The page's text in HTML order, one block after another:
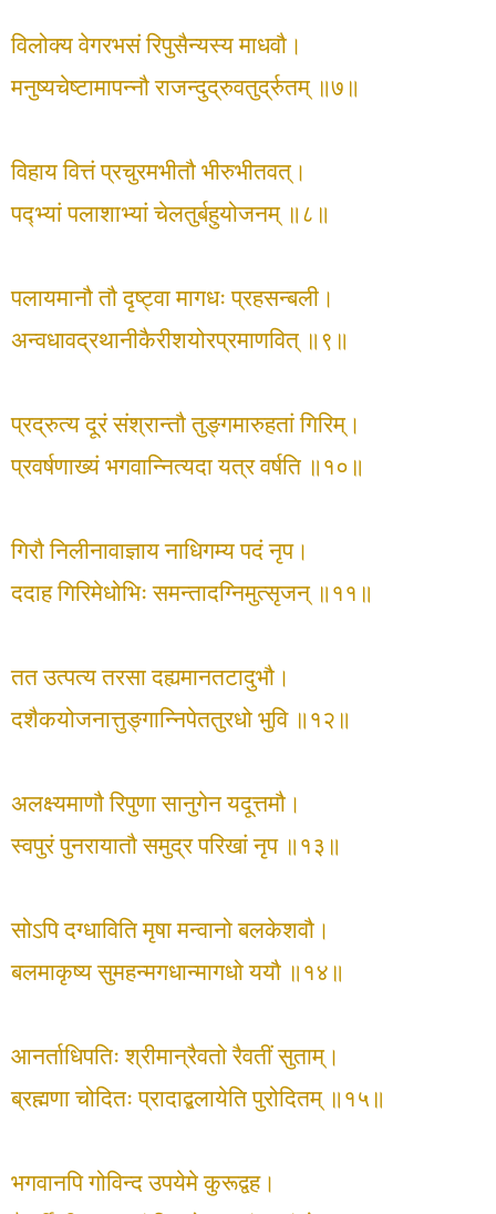
विलोक्य वेगरभसं रिपुसैन्यस्य माधवौ।
मनुष्यचेष्टामापन्नौ राजन्दुद्रुवतुर्द्रुतम् ॥७॥
विहाय वित्तं प्रचुरमभीतौ भीरुभीतवत्।
पद्भ्यां पलाशाभ्यां चेलतुर्बहुयोजनम् ॥८॥
पलायमानौ तौ दृष्ट्वा मागधः प्रहसन्बली।
अन्वधावद्रथानीकैरीशयोरप्रमाणवित् ॥९॥
प्रद्रुत्य दूरं संश्रान्तौ तुङ्गमारुहतां गिरिम्।
प्रवर्षणाख्यं भगवान्नित्यदा यत्र वर्षति ॥१०॥
गिरौ निलीनावाज्ञाय नाधिगम्य पदं नृप।
ददाह गिरिमेधोभिः समन्तादग्निमुत्सृजन् ॥११॥
तत उत्पत्य तरसा दह्यमानतटादुभौ।
दशैकयोजनात्तुङ्गान्निपेततुरधो भुवि ॥१२॥
अलक्ष्यमाणौ रिपुणा सानुगेन यदूत्तमौ।
स्वपुरं पुनरायातौ समुद्र परिखां नृप ॥१३॥
सोऽपि दग्धाविति मृषा मन्वानो बलकेशवौ।
बलमाकृष्य सुमहन्मगधान्मागधो ययौ ॥१४॥
आनर्ताधिपतिः श्रीमान्रैवतो रैवतीं सुताम्।
ब्रह्मणा चोदितः प्रादाद्बलायेति पुरोदितम् ॥१५॥
भगवानपि गोविन्द उपयेमे कुरूद्वह।